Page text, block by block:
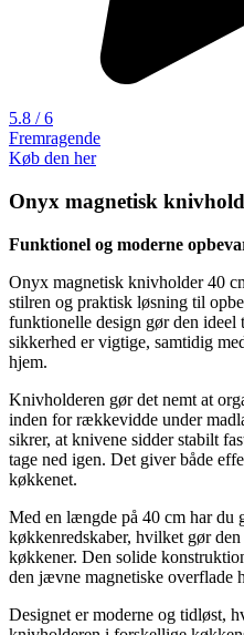
5.8 / 6
Fremragende
Køb den her
Onyx magnetisk
Funktionel og moderne
Onyx magnetisk knivholder 40
stilren og praktisk løsning til
funktionelle design gør den
sikkerhed er vigtige, samtidig
hjem.
Knivholderen gør det nemt at
inden for rækkevidde under
sikrer, at knivene sidder stabilt
tage ned igen. Det giver både
køkkenet.
Med en længde på 40 cm har du
køkkenredskaber, hvilket gør
køkkener. Den solide
den jævne magnetiske overflade
Designet er moderne og tidløst,